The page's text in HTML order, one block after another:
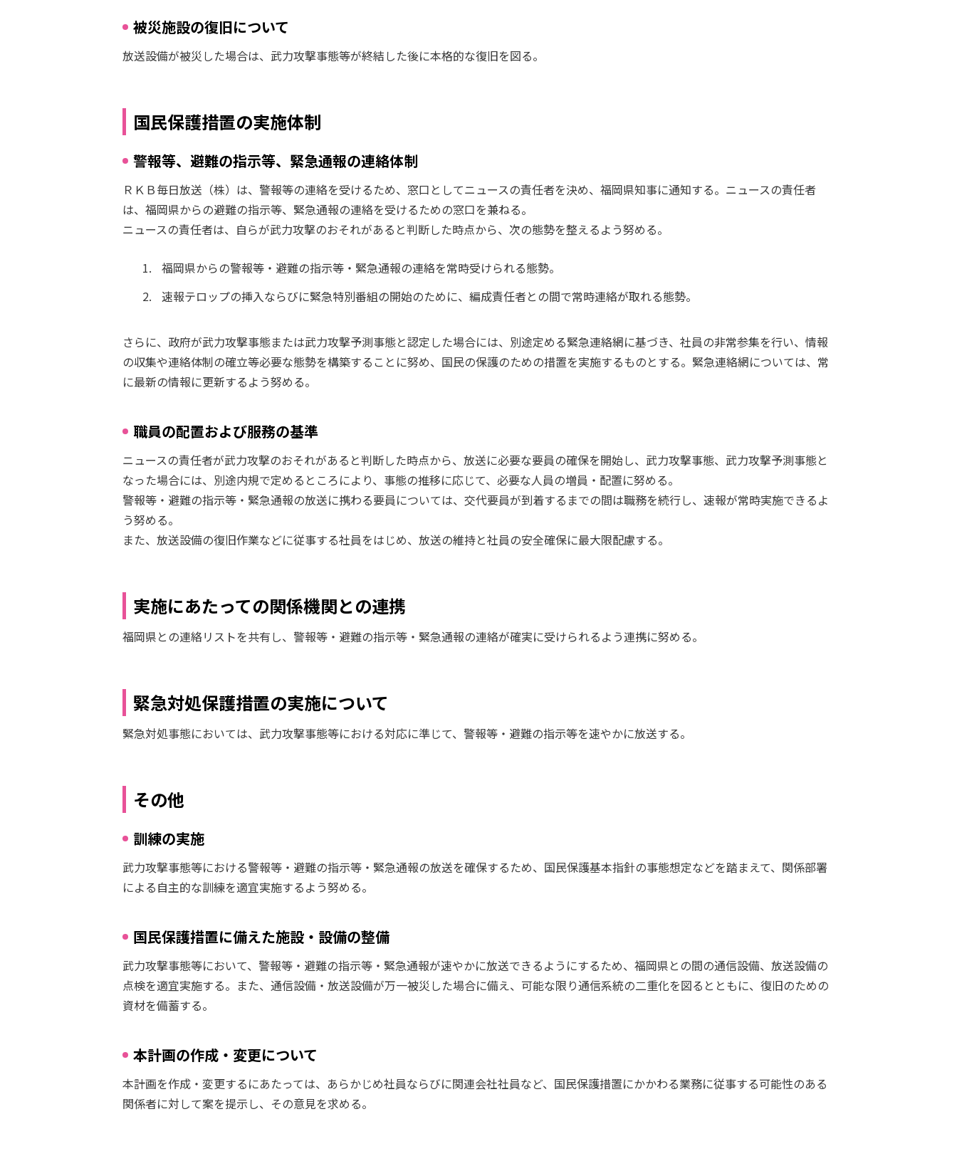
被災施設の復旧について
放送設備が被災した場合は、武力攻撃事態等が終結した後に本格的な復旧を図る。
国民保護措置の実施体制
警報等、避難の指示等、緊急通報の連絡体制
ＲＫＢ毎日放送（株）は、警報等の連絡を受けるため、窓口としてニュースの責任者を決め、福岡県知事に通知する。ニュースの責任者
は、福岡県からの避難の指示等、緊急通報の連絡を受けるための窓口を兼ねる。
ニュースの責任者は、自らが武力攻撃のおそれがあると判断した時点から、次の態勢を整えるよう努める。
福岡県からの警報等・避難の指示等・緊急通報の連絡を常時受けられる態勢。
速報テロップの挿入ならびに緊急特別番組の開始のために、編成責任者との間で常時連絡が取れる態勢。
さらに、政府が武力攻撃事態または武力攻撃予測事態と認定した場合には、別途定める緊急連絡網に基づき、社員の非常参集を行い、情報
の収集や連絡体制の確立等必要な態勢を構築することに努め、国民の保護のための措置を実施するものとする。緊急連絡網については、常
に最新の情報に更新するよう努める。
職員の配置および服務の基準
ニュースの責任者が武力攻撃のおそれがあると判断した時点から、放送に必要な要員の確保を開始し、武力攻撃事態、武力攻撃予測事態と
なった場合には、別途内規で定めるところにより、事態の推移に応じて、必要な人員の増員・配置に努める。
警報等・避難の指示等・緊急通報の放送に携わる要員については、交代要員が到着するまでの間は職務を続行し、速報が常時実施できるよ
う努める。
また、放送設備の復旧作業などに従事する社員をはじめ、放送の維持と社員の安全確保に最大限配慮する。
実施にあたっての関係機関との連携
福岡県との連絡リストを共有し、警報等・避難の指示等・緊急通報の連絡が確実に受けられるよう連携に努める。
緊急対処保護措置の実施について
緊急対処事態においては、武力攻撃事態等における対応に準じて、警報等・避難の指示等を速やかに放送する。
その他
訓練の実施
武力攻撃事態等における警報等・避難の指示等・緊急通報の放送を確保するため、国民保護基本指針の事態想定などを踏まえて、関係部署
による自主的な訓練を適宜実施するよう努める。
国民保護措置に備えた施設・設備の整備
武力攻撃事態等において、警報等・避難の指示等・緊急通報が速やかに放送できるようにするため、福岡県との間の通信設備、放送設備の
点検を適宜実施する。また、通信設備・放送設備が万一被災した場合に備え、可能な限り通信系統の二重化を図るとともに、復旧のための
資材を備蓄する。
本計画の作成・変更について
本計画を作成・変更するにあたっては、あらかじめ社員ならびに関連会社社員など、国民保護措置にかかわる業務に従事する可能性のある
関係者に対して案を提示し、その意見を求める。